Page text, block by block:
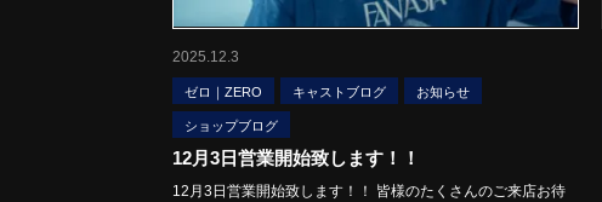
2025.12.3
ゼロ｜ZERO キャストブログ お知らせ
ショップブログ
12月3日営業開始致します！！
12月3日営業開始致します！！ 皆様のたくさんのご来店お待